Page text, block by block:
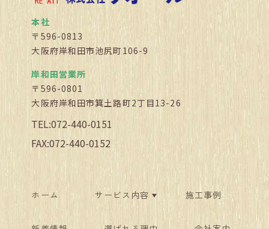
本社
〒596-0813
大阪府岸和田市池尻町106-9
岸和田営業所
〒596-0801
大阪府岸和田市箕土路町2丁目13-26
TEL:072-440-0151
FAX:072-440-0152
ホーム サービス内容 施工事例